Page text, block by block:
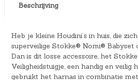
Beschrijving
Heb je kleine Houdini’s in huis, die
superveilige Stokke® Nomi® Babyset
Dan is dit losse accessoire, het
Veiligheidstuigje, een handig en veilig
gebruikt het harnas in combinatie